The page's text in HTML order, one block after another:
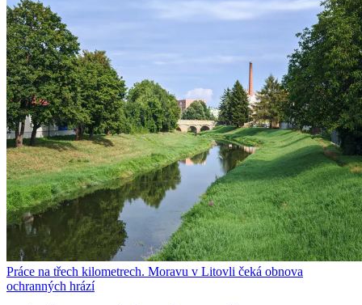
Práce na třech kilometrech. Moravu v Litovli čeká obnova
ochranných hrází